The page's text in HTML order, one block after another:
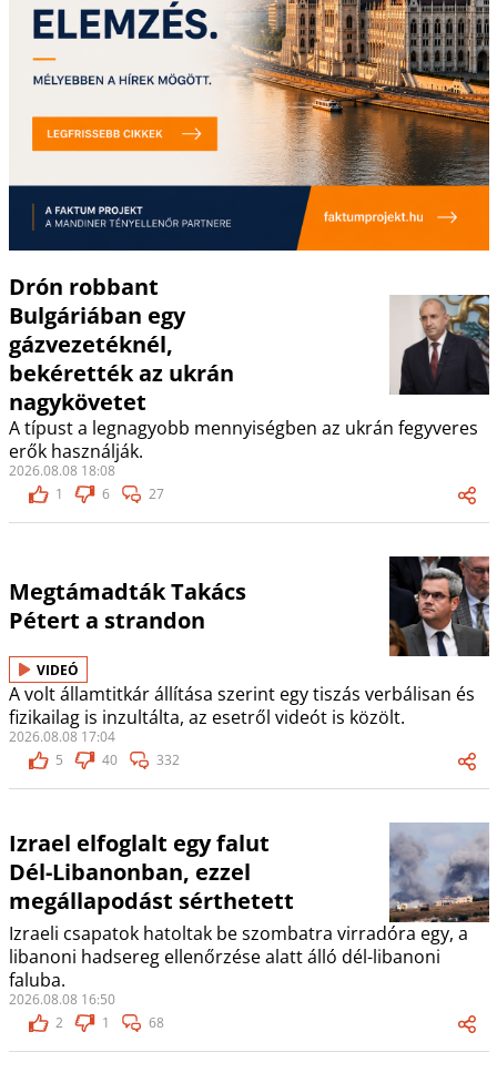
Drón robbant
Bulgáriában egy
gázvezetéknél,
bekérették az ukrán
nagykövetet
A típust a legnagyobb mennyiségben az ukrán fegyveres
erők használják.
2026.08.08 18:08
1
6 27
Megtámadták Takács
Pétert a strandon
VIDEÓ
A volt államtitkár állítása szerint egy tiszás verbálisan és
fizikailag is inzultálta, az esetről videót is közölt.
2026.08.08 17:04
5
40 332
Izrael elfoglalt egy falut
Dél-Libanonban, ezzel
megállapodást sérthetett
Izraeli csapatok hatoltak be szombatra virradóra egy, a
libanoni hadsereg ellenőrzése alatt álló dél-libanoni
faluba.
2026.08.08 16:50
2
1 68